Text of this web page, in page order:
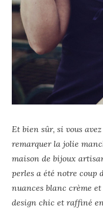
Et bien sûr, si vous
remarquer la jolie
maison de bijoux
perles a été notre coup
nuances blanc crème et
design chic et raffiné